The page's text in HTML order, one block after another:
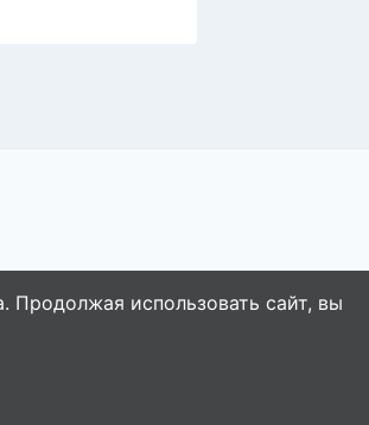
Продолжая использовать сайт, вы